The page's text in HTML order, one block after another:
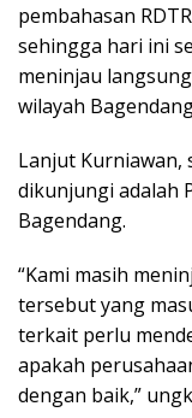
pembahasan
sehingga hari ini
meninjau
wilayah
Lanjut Kurniawan,
dikunjungi adalah
Bagendang.
“Kami masih
tersebut yang
terkait perlu
apakah
dengan baik,”